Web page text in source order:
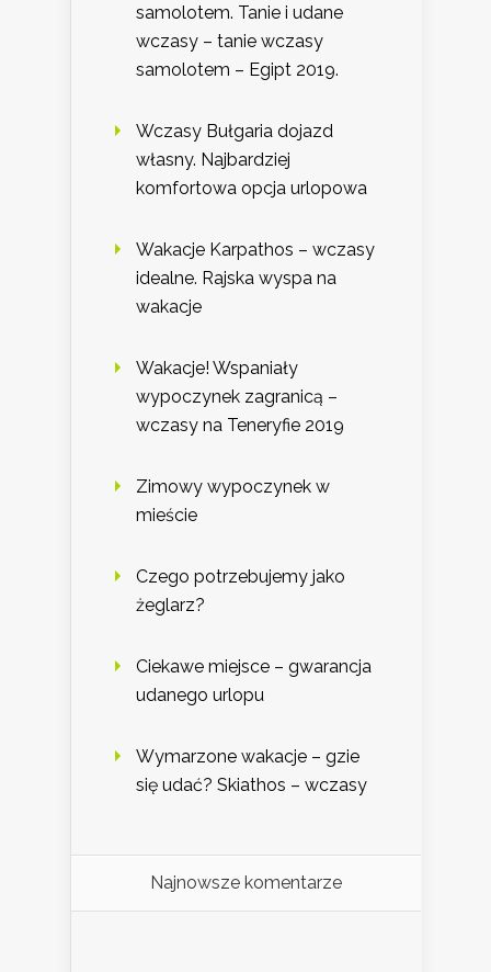
samolotem. Tanie i udane
wczasy – tanie wczasy
samolotem – Egipt 2019.
Wczasy Bułgaria dojazd
własny. Najbardziej
komfortowa opcja urlopowa
Wakacje Karpathos – wczasy
idealne. Rajska wyspa na
wakacje
Wakacje! Wspaniały
wypoczynek zagranicą –
wczasy na Teneryfie 2019
Zimowy wypoczynek w
mieście
Czego potrzebujemy jako
żeglarz?
Ciekawe miejsce – gwarancja
udanego urlopu
Wymarzone wakacje – gzie
się udać? Skiathos – wczasy
Najnowsze komentarze